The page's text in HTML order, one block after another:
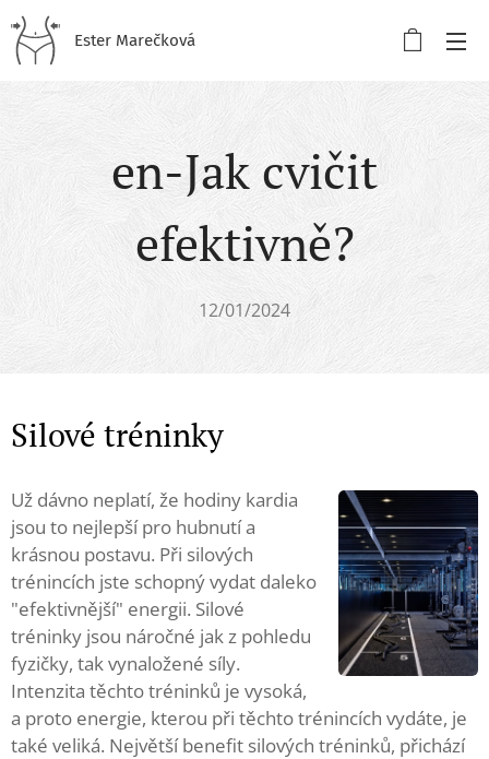
Ester Marečková
en-Jak cvičit
efektivně?
12/01/2024
Silové tréninky
Už dávno neplatí, že hodiny kardia
jsou to nejlepší pro hubnutí a
krásnou postavu. Při silových
trénincích jste schopný vydat daleko
"efektivnější" energii. Silové
tréninky jsou náročné jak z pohledu
fyzičky, tak vynaložené síly.
Intenzita těchto tréninků je vysoká,
a proto energie, kterou při těchto trénincích vydáte, je
také veliká. Největší benefit silových tréninků, přichází